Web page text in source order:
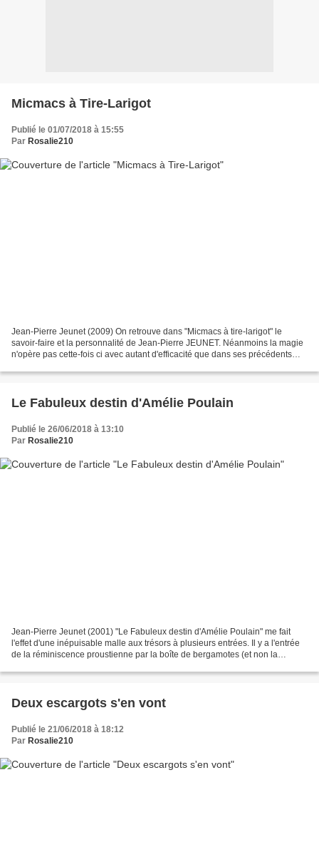
Micmacs à Tire-Larigot
Publié le 01/07/2018 à 15:55
Par Rosalie210
Jean-Pierre Jeunet (2009) On retrouve dans "Micmacs à tire-larigot" le
savoir-faire et la personnalité de Jean-Pierre JEUNET. Néanmoins la magie
n'opère pas cette-fois ci avec autant d'efficacité que dans ses précédents
Le Fabuleux destin d'Amélie Poulain
Publié le 26/06/2018 à 13:10
Par Rosalie210
Jean-Pierre Jeunet (2001) "Le Fabuleux destin d'Amélie Poulain" me fait
l'effet d'une inépuisable malle aux trésors à plusieurs entrées. Il y a l'entrée
de la réminiscence proustienne par la boîte de bergamotes (et non la
Deux escargots s'en vont
Publié le 21/06/2018 à 18:12
Par Rosalie210